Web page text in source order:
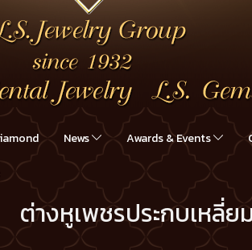
News Awards & Events
ต่างหูเพชรประกบเหลี่